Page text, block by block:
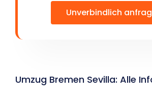
Unverbindlich
Umzug Bremen Sevilla: Alle